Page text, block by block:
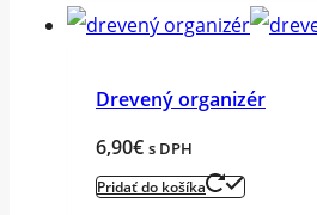
Drevený organizér
6,90€ s DPH
Pridať do košíka